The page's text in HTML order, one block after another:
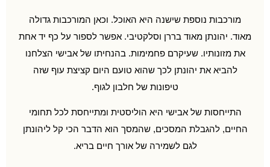
מורכבות נוספת שישנה היא האוכל. וכאן המורכבות גדולה
מאוד. יהונתן מאוד בררן וסלקטיבי. אפשר לספור על כף יד אחת
את מזונותיו. שעיקרם פחמימות. בהנחיתו של אבישי הצלחנו
להביא את יהונתן לכך שהוא טועם היום קציצת עוף שזה
טיפונות של חלבון לגוף.
התייחסות של אבישי היא הוליסטית ומתייחסת לכל תחומי
החיים, להגבלת המסכים, שהמסך הוא הדבר הכי קל ליהונתן
לגם לשמירה של אורך חיים בריא.